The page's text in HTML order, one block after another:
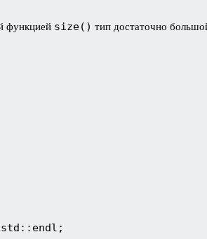
функцией size() тип достаточно